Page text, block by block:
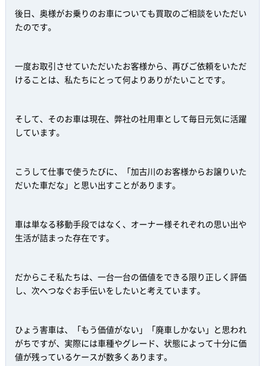
後日、奥様がお乗りのお車についても買取のご相談をいただい
たのです。
一度お取引させていただいたお客様から、再びご依頼をいただ
けることは、私たちにとって何よりありがたいことです。
そして、そのお車は現在、弊社の社用車として毎日元気に活躍
しています。
こうして仕事で使うたびに、「加古川のお客様からお譲りいた
だいた車だな」と思い出すことがあります。
車は単なる移動手段ではなく、オーナー様それぞれの思い出や
生活が詰まった存在です。
だからこそ私たちは、一台一台の価値をできる限り正しく評価
し、次へつなぐお手伝いをしたいと考えています。
ひょう害車は、「もう価値がない」「廃車しかない」と思われ
がちですが、実際には車種やグレード、状態によって十分に価
値が残っているケースが数多くあります。